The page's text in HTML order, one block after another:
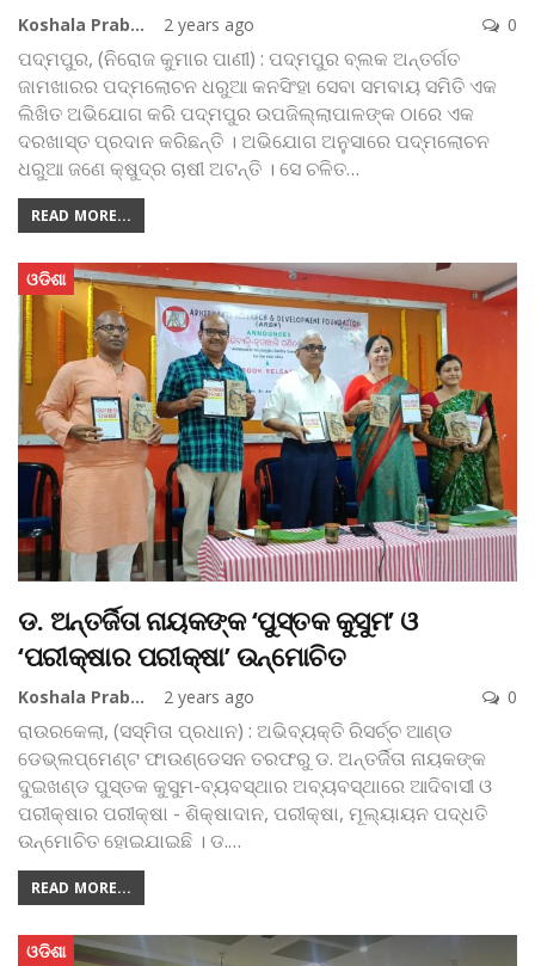
Koshala Prabaha 2 years ago 0
ପଦ୍ମପୁର, (ନିରୋଜ କୁମାର ପାଣୀ) : ପଦ୍ମପୁର ବ୍ଲକ ଅନ୍ତର୍ଗତ
ଜାମଖାରର ପଦ୍ମଲୋଚନ ଧରୁଆ କନସିଂହା ସେବା ସମବାୟ ସମିତି ଏକ
ଲିଖିତ ଅଭିଯୋଗ କରି ପଦ୍ମପୁର ଉପଜିଲ୍ଲାପାଳଙ୍କ ଠାରେ ଏକ
ଦରଖାସ୍ତ ପ୍ରଦାନ କରିଛନ୍ତି । ଅଭିଯୋଗ ଅନୁସାରେ ପଦ୍ମଲୋଚନ
ଧରୁଆ ଜଣେ କ୍ଷୁଦ୍ର ଚାଷୀ ଅଟନ୍ତି । ସେ ଚଳିତ…
READ MORE...
ଓଡିଶା
ଡ. ଅନ୍ତର୍ଜିତା ନାୟକଙ୍କ ‘ପୁସ୍ତକ କୁସୁମ’ ଓ
‘ପରୀକ୍ଷାର ପରୀକ୍ଷା’ ଉନ୍ମୋଚିତ
Koshala Prabaha 2 years ago 0
ରାଉରକେଲା, (ସସ୍ମିତା ପ୍ରଧାନ) : ଅଭିବ୍ୟକ୍ତି ରିସର୍ଚ୍ଚ ଆଣ୍ଡ
ଡେଭ୍‌ଲପ୍‌ମେଣ୍ଟ ଫାଉଣ୍ଡେସନ ତରଫରୁ ଡ. ଅନ୍ତର୍ଜିତା ନାୟକଙ୍କ
ଦୁଇଖଣ୍ଡ ପୁସ୍ତକ କୁସୁମ-ବ୍ୟବସ୍ଥାର ଅବ୍ୟବସ୍ଥାରେ ଆଦିବାସୀ ଓ
ପରୀକ୍ଷାର ପରୀକ୍ଷା - ଶିକ୍ଷାଦାନ, ପରୀକ୍ଷା, ମୂଲ୍ୟାୟନ ପଦ୍ଧତି
ଉନ୍ମୋଚିତ ହୋଇଯାଇଛି । ଡ.…
READ MORE...
ଓଡିଶା